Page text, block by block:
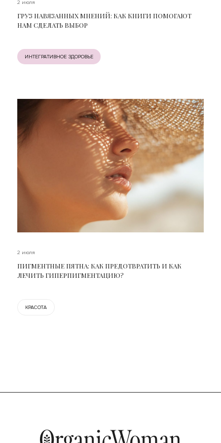
2 июля
ГРУЗ НАВЯЗАННЫХ МНЕНИЙ: КАК КНИГИ ПОМОГАЮТ
НАМ СДЕЛАТЬ ВЫБОР
ИНТЕГРАТИВНОЕ ЗДОРОВЬЕ
2 июля
ПИГМЕНТНЫЕ ПЯТНА: КАК ПРЕДОТВРАТИТЬ И КАК
ЛЕЧИТЬ ГИПЕРПИГМЕНТАЦИЮ?
КРАСОТА